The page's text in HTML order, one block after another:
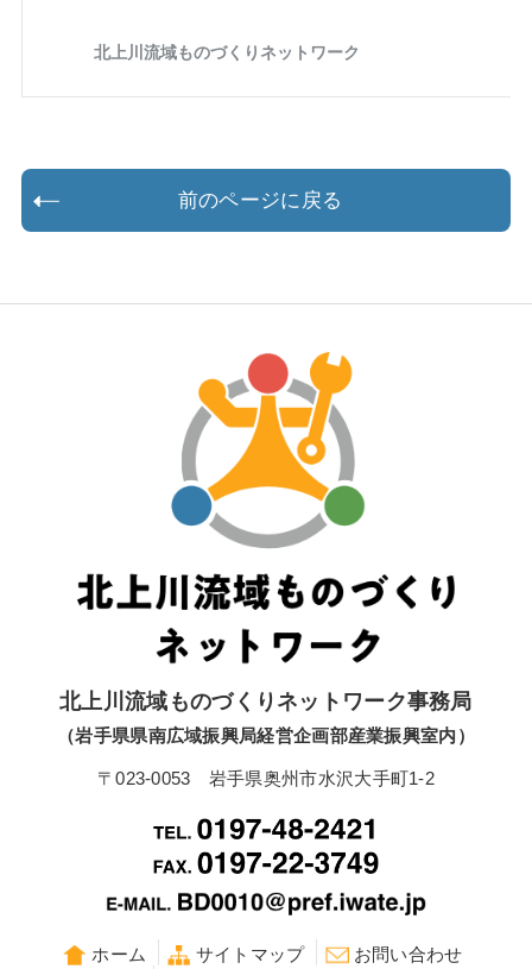
前のページに戻る
北上川流域ものづくりネットワーク事務局
（岩手県県南広域振興局経営企画部産業振興室内）
〒023-0053 岩手県奥州市水沢大手町1-2
ホーム サイトマップ お問い合わせ